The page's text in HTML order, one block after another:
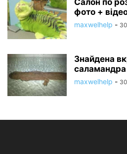
фото +
maxwelhelp -
Знайдена
maxwelhelp -